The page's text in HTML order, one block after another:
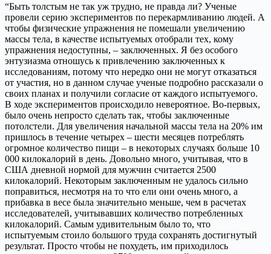
“Быть толстым не так уж трудно, не правда ли? Ученые
провели серию экспериментов по перекармливанию людей. А
чтобы физические упражнения не помешали увеличению
массы тела, в качестве испытуемых отобрали тех, кому
упражнения недоступны, – заключенных. Я без особого
энтузиазма отношусь к привлечению заключенных к
исследованиям, потому что нередко они не могут отказаться
от участия, но в данном случае ученые подробно рассказали о
своих планах и получили согласие от каждого испытуемого.
В ходе экспериментов происходило невероятное. Во-первых,
было очень непросто сделать так, чтобы заключенные
потолстели. Для увеличения начальной массы тела на 20% им
пришлось в течение четырех – шести месяцев потреблять
огромное количество пищи – в некоторых случаях больше 10
000 килокалорий в день. Довольно много, учитывая, что в
США дневной нормой для мужчин считается 2500
килокалорий. Некоторым заключенным не удалось сильно
поправиться, несмотря на то что ели они очень много, а
прибавка в весе была значительно меньше, чем в расчетах
исследователей, учитывавших количество потребленных
килокалорий. Самым удивительным было то, что
испытуемым стоило большого труда сохранять достигнутый
результат. Просто чтобы не похудеть, им приходилось